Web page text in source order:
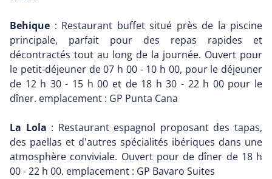
Behique : Restaurant buffet situé près de la piscine
principale, parfait pour des repas rapides et
décontractés tout au long de la journée. Ouvert pour
le petit-déjeuner de 07 h 00 - 10 h 00, pour le déjeuner
de 12 h 30 - 15 h 00 et de 18 h 30 - 22 h 00 pour le
dîner. emplacement : GP Punta Cana
La Lola : Restaurant espagnol proposant des tapas,
des paellas et d'autres spécialités ibériques dans une
atmosphère conviviale. Ouvert pour de dîner de 18 h
00 - 22 h 00. emplacement : GP Bavaro Suites